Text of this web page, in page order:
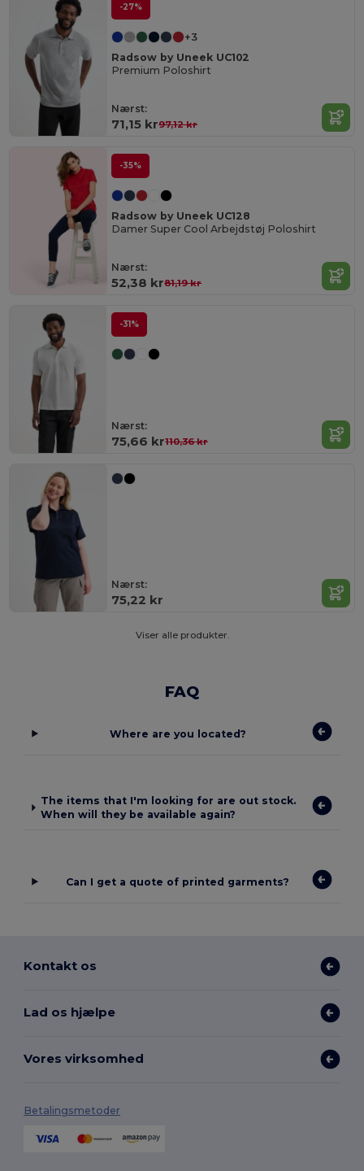
-27%
+3
Radsow by Uneek UC102
Premium Poloshirt
Nærst:
71,15 kr97,12 kr
-35%
Radsow by Uneek UC128
Damer Super Cool Arbejdstøj Poloshirt
Nærst:
52,38 kr81,19 kr
-31%
Nærst:
75,66 kr110,36 kr
Nærst:
75,22 kr
Viser alle produkter.
FAQ
Where are you located?
The items that I'm looking for are out stock.
When will they be available again?
Can I get a quote of printed garments?
Kontakt os
Lad os hjælpe
Vores virksomhed
Betalingsmetoder